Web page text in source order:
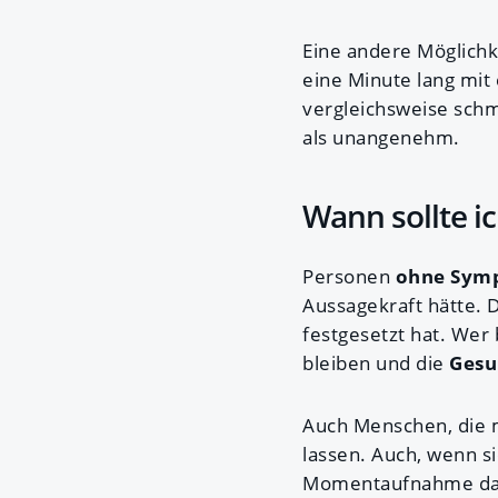
Eine andere
eine Minute lang mit
vergleichsweise
als unangenehm.
Wann sollte
Personen ohne
Aussagekraft hätte.
festgesetzt hat.
bleiben und die
Auch Menschen,
lassen. Auch, wenn
Momentaufnahme